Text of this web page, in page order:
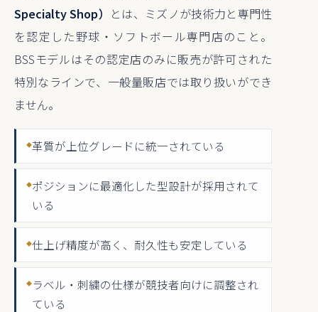
Specialty Shop） とは、ミズノが技術力と専門性
を認定した野球・ソフトボール専門店のこと。
BSSモデルはその認定店のみに販売が許可された
特別なラインで、一般量販店では取り扱いができ
ません。
革質が上位グレードに統一されている
ポジションに最適化した型設計が採用されて
いる
仕上げ精度が高く、耐久性も安定している
ラベル・刺繍の仕様が競技者向けに調整され
ている